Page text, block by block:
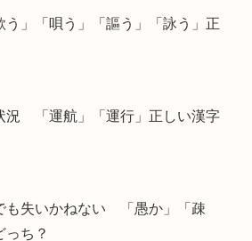
」「唄う」「謳う」「詠う」正
況 「運航」「運行」正しい漢字
も失いかねない 「愚か」「疎
っち？